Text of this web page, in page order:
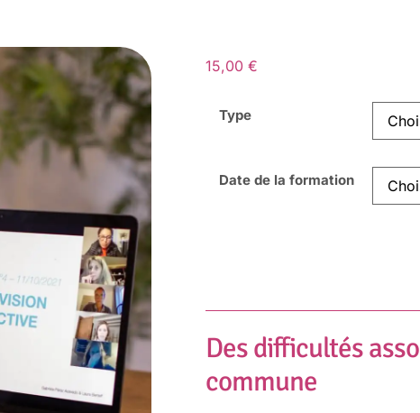
15,00 €
Type
Date de la formation
Des difficultés
commune